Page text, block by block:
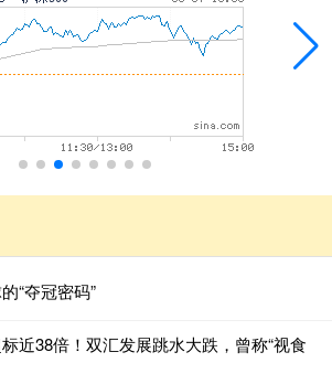
“夺冠密码”
近38倍！双汇发展跳水大跌，曾称“视食